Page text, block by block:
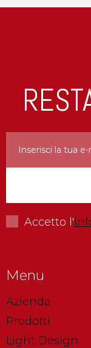
Accetto l'
Menu
Azienda
Prodotti
Light Design